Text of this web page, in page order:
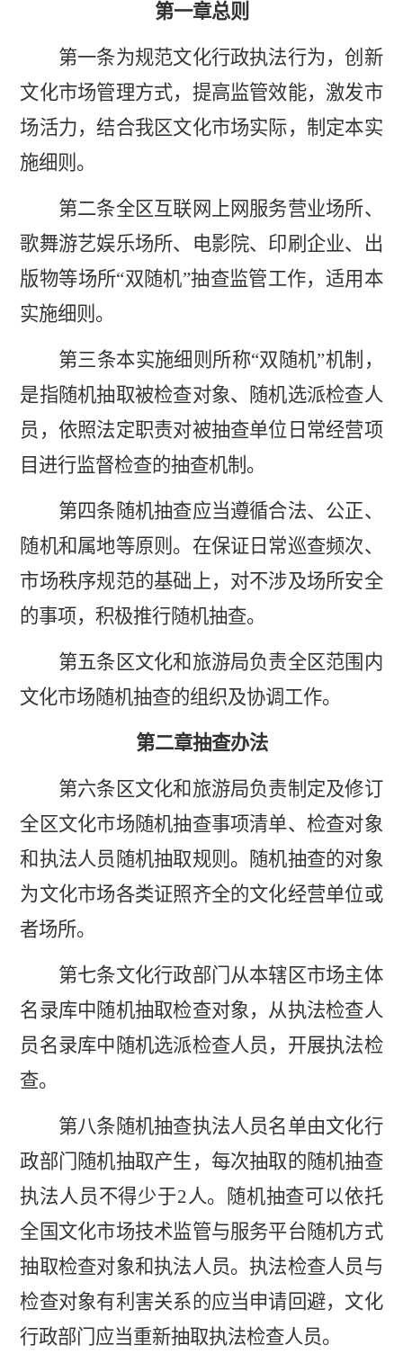
第一章总则
第一条为规范文化行政执法行为，创新
文化市场管理方式，提高监管效能，激发市
场活力，结合我区文化市场实际，制定本实
施细则。
第二条全区互联网上网服务营业场所、
歌舞游艺娱乐场所、电影院、印刷企业、出
版物等场所“双随机”抽查监管工作，适用本
实施细则。
第三条本实施细则所称“双随机”机制，
是指随机抽取被检查对象、随机选派检查人
员，依照法定职责对被抽查单位日常经营项
目进行监督检查的抽查机制。
第四条随机抽查应当遵循合法、公正、
随机和属地等原则。在保证日常巡查频次、
市场秩序规范的基础上，对不涉及场所安全
的事项，积极推行随机抽查。
第五条区文化和旅游局负责全区范围内
文化市场随机抽查的组织及协调工作。
第二章抽查办法
第六条区文化和旅游局负责制定及修订
全区文化市场随机抽查事项清单、检查对象
和执法人员随机抽取规则。随机抽查的对象
为文化市场各类证照齐全的文化经营单位或
者场所。
第七条文化行政部门从本辖区市场主体
名录库中随机抽取检查对象，从执法检查人
员名录库中随机选派检查人员，开展执法检
查。
第八条随机抽查执法人员名单由文化行
政部门随机抽取产生，每次抽取的随机抽查
执法人员不得少于2人。随机抽查可以依托
全国文化市场技术监管与服务平台随机方式
抽取检查对象和执法人员。执法检查人员与
检查对象有利害关系的应当申请回避，文化
行政部门应当重新抽取执法检查人员。